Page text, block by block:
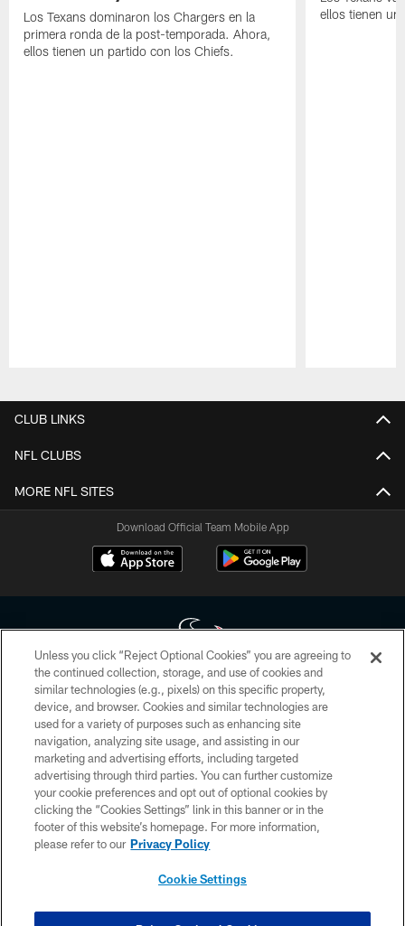
Los Texans dominaron los Chargers en la
primera ronda de la post-temporada. Ahora,
ellos tienen un partido con los Chiefs.
ellos tienen un
CLUB LINKS
NFL CLUBS
MORE NFL SITES
Download Official Team Mobile App
Copyright © 2026 Houston Texans. All rights reserved. No portion of
HoustonTexans.com may be duplicated, redistributed or manipulated in any
form. By accessing any information beyond this page, you agree to abide by
the HoustonTexans.com Privacy Policy, Code of Conduct, and Terms and
Conditions.
PRIVACY POLICY
ACCESSIBILITY
CONTACT US
Unless you click “Reject Optional Cookies” you are agreeing to
the continued collection, storage, and use of cookies and
similar technologies (e.g., pixels) on this specific property,
device, and browser. Cookies and similar technologies are
used for a variety of purposes such as enhancing site
navigation, analyzing site usage, and assisting in our
marketing and advertising efforts, including targeted
advertising through third parties. You can further customize
your cookie preferences and opt out of optional cookies by
clicking the “Cookies Settings” link in this banner or in the
footer of this website’s homepage. For more information,
please refer to our Privacy Policy
Cookie Settings